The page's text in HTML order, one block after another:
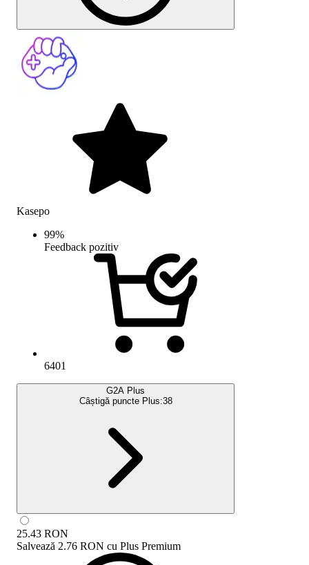
Kasepo
99%
Feedback pozitiv
6401
G2A Plus
Câștigă puncte Plus:38
25.43 RON
Salvează 2.76 RON cu Plus Premium